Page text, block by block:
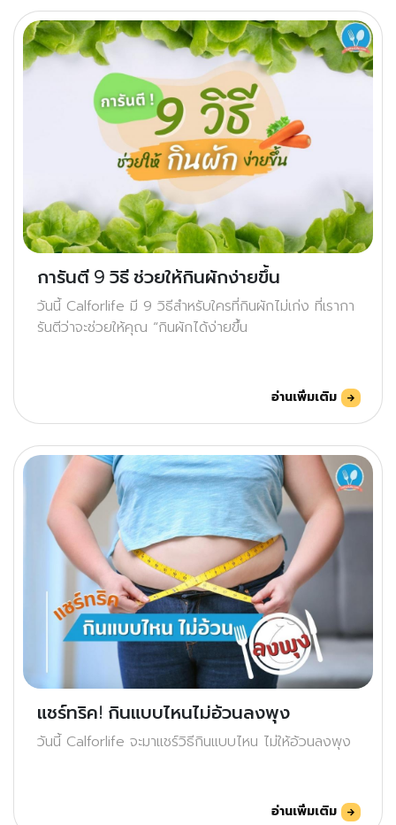
การันตี 9 วิธี ช่วยให้กินผักง่ายขึ้น
วันนี้ Calforlife มี 9 วิธีสำหรับใครที่กินผักไม่เก่ง ที่เรากา
รันตีว่าจะช่วยให้คุณ “กินผักได้ง่ายขึ้น
อ่านเพิ่มเติม
แชร์ทริค! กินแบบไหนไม่อ้วนลงพุง
วันนี้ Calforlife จะมาแชร์วิธีกินแบบไหน ไม่ให้อ้วนลงพุง
อ่านเพิ่มเติม